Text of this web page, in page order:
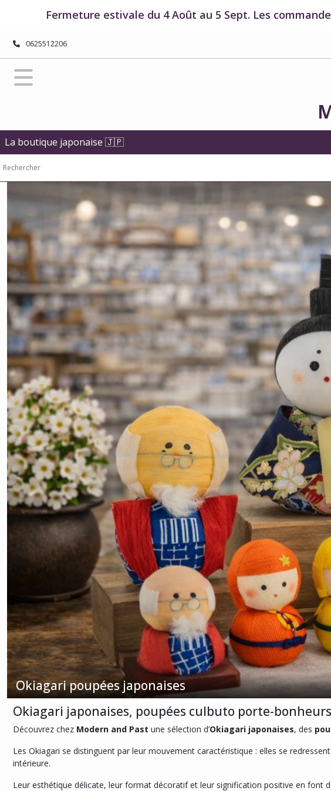
Fermeture estivale du 4 Août au 5 Sept. Les
0625512206
La boutique japonaise 🇯🇵
Okiagari poupées japonaises
Okiagari japonaises, poupées culbuto porte-
Découvrez chez Modern and Past une sélection d’Okiagari japonaises, des
Les Okiagari se distinguent par leur mouvement caractéristique : elles se
intérieure.
Leur esthétique délicate, leur format décoratif et leur signification positive en font
FILTRES
Tous
japonais
Okiagari
poupées
japonaises
Afficher
les
résultats